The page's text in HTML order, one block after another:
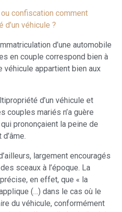
confiscation comment
véhicule ?
d’une automobile
en couple correspond bien à
véhicule appartient bien aux
d’un véhicule et
couples mariés n’a guère
prononçaient la peine de
largement encouragés
sceaux à l’époque. La
en effet, que « la
(…) dans le cas où le
du véhicule, conformément